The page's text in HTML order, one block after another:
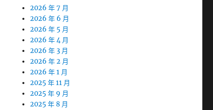
2026 年 7 月
2026 年 6 月
2026 年 5 月
2026 年 4 月
2026 年 3 月
2026 年 2 月
2026 年 1 月
2025 年 11 月
2025 年 9 月
2025 年 8 月